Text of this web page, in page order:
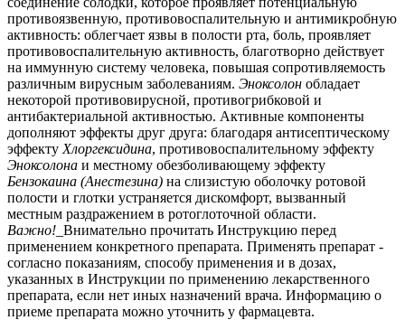
противоязвенную, противовоспалительную и антимикробную
активность: облегчает язвы в полости рта, боль, проявляет
противовоспалительную активность, благотворно действует
на иммунную систему человека, повышая сопротивляемость
различным вирусным заболеваниям. Эноксолон обладает
некоторой противовирусной, противогрибковой и
антибактериальной активностью. Активные компоненты
дополняют эффекты друг друга: благодаря антисептическому
эффекту Хлоргексидина, противовоспалительному эффекту
Эноксолона и местному обезболивающему эффекту
Бензокаина (Анестезина) на слизистую оболочку ротовой
полости и глотки устраняется дискомфорт, вызванный
местным раздражением в ротоглоточной области.
Важно!_ Внимательно прочитать Инструкцию перед
применением конкретного препарата. Применять препарат -
согласно показаниям, способу применения и в дозах,
указанных в Инструкции по применению лекарственного
препарата, если нет иных назначений врача. Информацию о
приеме препарата можно уточнить у фармацевта.